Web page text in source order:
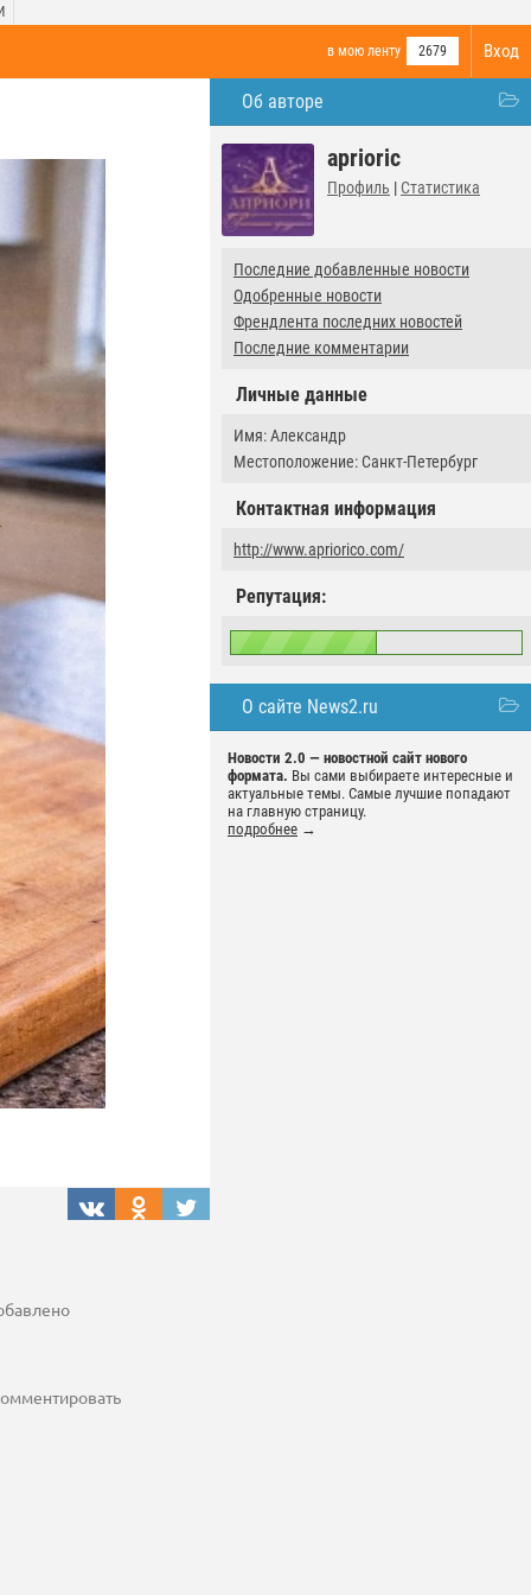
Вход
в мою ленту 2679
Об авторе
aprioric
Профиль | Статистика
Последние добавленные новости
Одобренные новости
Френдлента последних новостей
Последние комментарии
Личные данные
Имя: Александр
Местоположение: Санкт-Петербург
Контактная информация
http://www.apriorico.com/
Репутация:
О сайте News2.ru
Новости 2.0 — новостной сайт нового
формата. Вы сами выбираете интересные и
актуальные темы. Самые лучшие попадают
на главную страницу.
подробнее →